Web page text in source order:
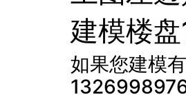
建模楼盘
如果您建模